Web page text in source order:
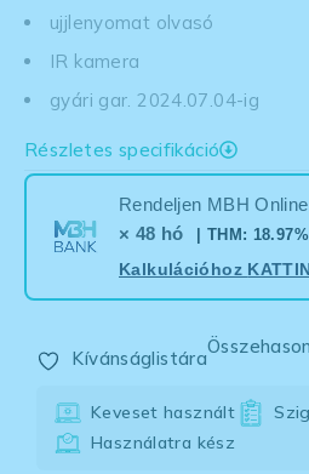
ujjlenyomat olvasó
IR kamera
gyári gar. 2024.07.04-ig
Részletes specifikáció
Rendeljen MBH
× 48 hó
| THM:
Kalkulációhoz
Kívánságlistára
Keveset használt
Használatra kész